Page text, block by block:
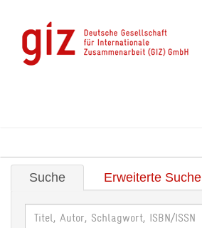
Suche Erweiterte Suche